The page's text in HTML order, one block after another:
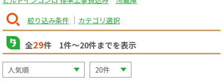
絞り込み条件 カテゴリ選択
全29件 1件〜20件までを表示